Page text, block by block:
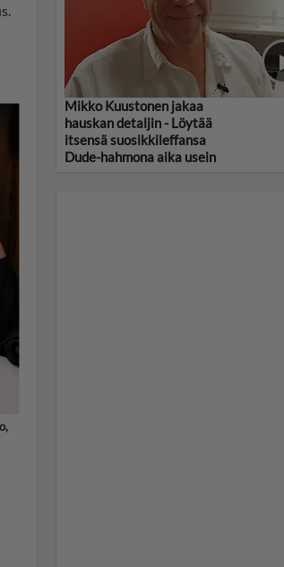
Mikko Kuustonen jakaa
hauskan detaljin - Löytää
itsensä suosikkileffansa
Dude-hahmona aika usein